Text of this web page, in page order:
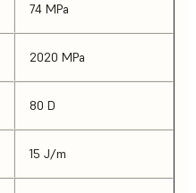
74 MPa
2020 MPa
80 D
15 J/m